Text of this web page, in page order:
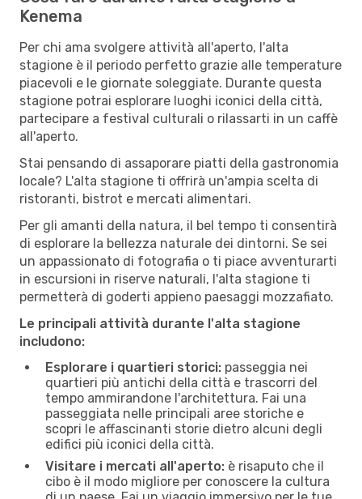
Kenema
Per chi ama svolgere attività all'aperto, l'alta
stagione è il periodo perfetto grazie alle temperature
piacevoli e le giornate soleggiate. Durante questa
stagione potrai esplorare luoghi iconici della città,
partecipare a festival culturali o rilassarti in un caffè
all'aperto.
Stai pensando di assaporare piatti della gastronomia
locale? L'alta stagione ti offrirà un'ampia scelta di
ristoranti, bistrot e mercati alimentari.
Per gli amanti della natura, il bel tempo ti consentirà
di esplorare la bellezza naturale dei dintorni. Se sei
un appassionato di fotografia o ti piace avventurarti
in escursioni in riserve naturali, l'alta stagione ti
permetterà di goderti appieno paesaggi mozzafiato.
Le principali attività durante l'alta stagione
includono:
Esplorare i quartieri storici: passeggia nei
quartieri più antichi della città e trascorri del
tempo ammirandone l'architettura. Fai una
passeggiata nelle principali aree storiche e
scopri le affascinanti storie dietro alcuni degli
edifici più iconici della città.
Visitare i mercati all'aperto: è risaputo che il
cibo è il modo migliore per conoscere la cultura